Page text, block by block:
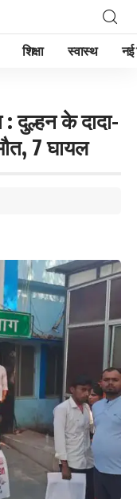
शिक्षा स्वास्थ नई
: दुल्हन के दादा-
7 घायल